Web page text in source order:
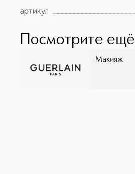
артикул
Посмотрите ещё
Макияж